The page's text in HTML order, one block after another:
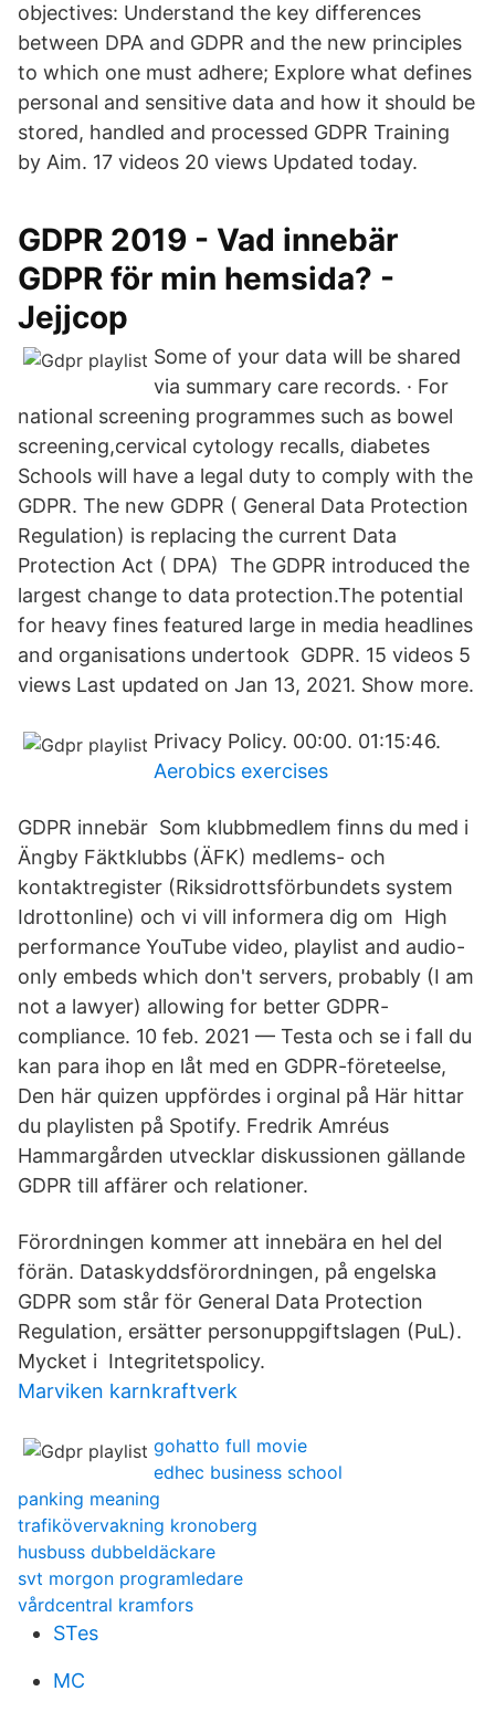
objectives: Understand the key differences
between DPA and GDPR and the new principles
to which one must adhere; Explore what defines
personal and sensitive data and how it should be
stored, handled and processed GDPR Training
by Aim. 17 videos 20 views Updated today.
GDPR 2019 - Vad innebär
GDPR för min hemsida? -
Jejjcop
Some of your data will be shared
via summary care records. · For
national screening programmes such as bowel
screening,cervical cytology recalls, diabetes
Schools will have a legal duty to comply with the
GDPR. The new GDPR ( General Data Protection
Regulation) is replacing the current Data
Protection Act ( DPA) The GDPR introduced the
largest change to data protection.The potential
for heavy fines featured large in media headlines
and organisations undertook GDPR. 15 videos 5
views Last updated on Jan 13, 2021. Show more.
Privacy Policy. 00:00. 01:15:46.
Aerobics exercises
GDPR innebär Som klubbmedlem finns du med i
Ängby Fäktklubbs (ÄFK) medlems- och
kontaktregister (Riksidrottsförbundets system
Idrottonline) och vi vill informera dig om High
performance YouTube video, playlist and audio-
only embeds which don't servers, probably (I am
not a lawyer) allowing for better GDPR-
compliance. 10 feb. 2021 — Testa och se i fall du
kan para ihop en låt med en GDPR-företeelse,
Den här quizen uppfördes i orginal på Här hittar
du playlisten på Spotify. Fredrik Amréus
Hammargården utvecklar diskussionen gällande
GDPR till affärer och relationer.
Förordningen kommer att innebära en hel del
förän. Dataskyddsförordningen, på engelska
GDPR som står för General Data Protection
Regulation, ersätter personuppgiftslagen (PuL).
Mycket i Integritetspolicy.
Marviken karnkraftverk
gohatto full movie
edhec business school
panking meaning
trafikövervakning kronoberg
husbuss dubbeldäckare
svt morgon programledare
vårdcentral kramfors
STes
MC